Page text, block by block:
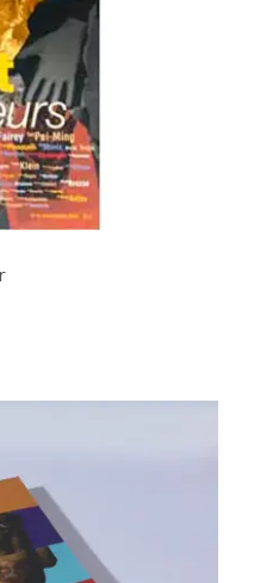
Art et Valeur